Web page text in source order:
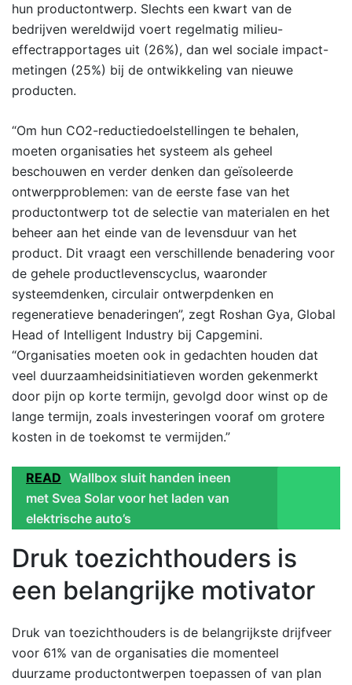
hun productontwerp. Slechts een kwart van de
bedrijven wereldwijd voert regelmatig milieu-
effectrapportages uit (26%), dan wel sociale impact-
metingen (25%) bij de ontwikkeling van nieuwe
producten.
“Om hun CO2-reductiedoelstellingen te behalen,
moeten organisaties het systeem als geheel
beschouwen en verder denken dan geïsoleerde
ontwerpproblemen: van de eerste fase van het
productontwerp tot de selectie van materialen en het
beheer aan het einde van de levensduur van het
product. Dit vraagt een verschillende benadering voor
de gehele productlevenscyclus, waaronder
systeemdenken, circulair ontwerpdenken en
regeneratieve benaderingen”, zegt Roshan Gya, Global
Head of Intelligent Industry bij Capgemini.
“Organisaties moeten ook in gedachten houden dat
veel duurzaamheidsinitiatieven worden gekenmerkt
door pijn op korte termijn, gevolgd door winst op de
lange termijn, zoals investeringen vooraf om grotere
kosten in de toekomst te vermijden.”
READ Wallbox sluit handen ineen
met Svea Solar voor het laden van
elektrische auto’s
Druk toezichthouders is
een belangrijke motivator
Druk van toezichthouders is de belangrijkste drijfveer
voor 61% van de organisaties die momenteel
duurzame productontwerpen toepassen of van plan